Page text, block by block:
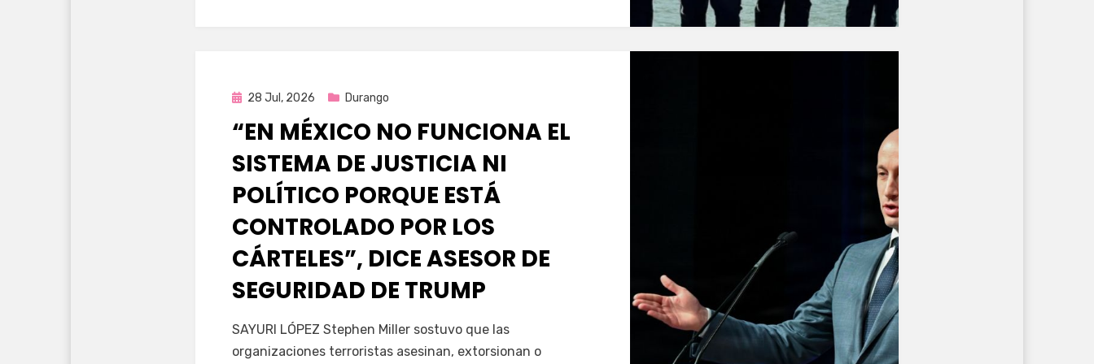
Publicada
28 Jul, 2026 Durango
“EN MÉXICO NO FUNCIONA EL
SISTEMA DE JUSTICIA NI
POLÍTICO PORQUE ESTÁ
CONTROLADO POR LOS
CÁRTELES”, DICE ASESOR DE
SEGURIDAD DE TRUMP
porFernando Miranda Servín
SAYURI LÓPEZ Stephen Miller sostuvo que las
organizaciones terroristas asesinan, extorsionan o